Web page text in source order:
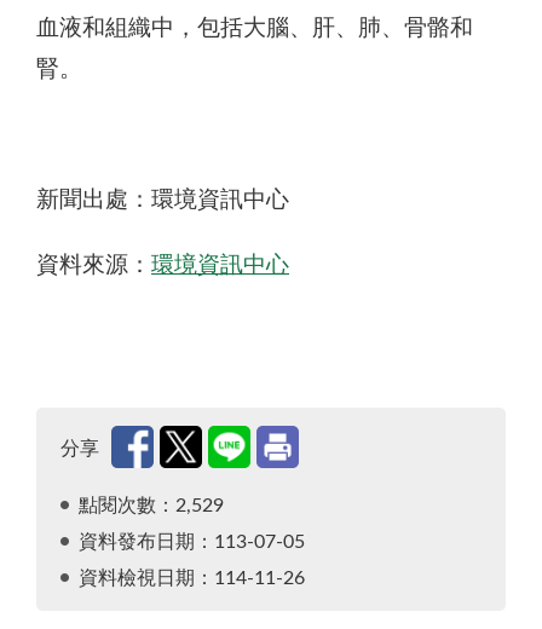
血液和組織中，包括大腦、肝、肺、骨骼和
腎。
新聞出處：環境資訊中心
資料來源： 環境資訊中心
分享
點閱次數：2,529
資料發布日期：113-07-05
資料檢視日期：114-11-26